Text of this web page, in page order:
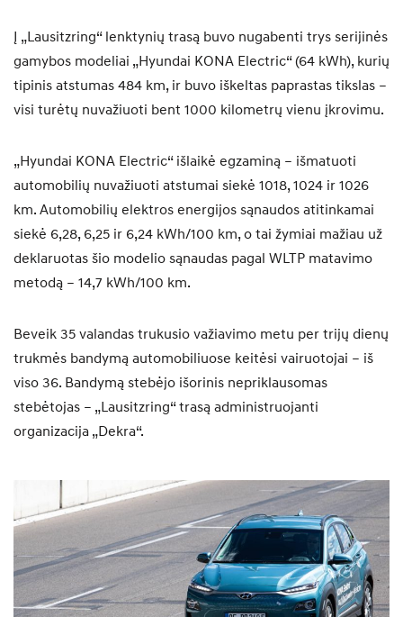
Į „Lausitzring“ lenktynių trasą buvo nugabenti trys serijinės
gamybos modeliai „Hyundai KONA Electric“ (64 kWh), kurių
tipinis atstumas 484 km, ir buvo iškeltas paprastas tikslas –
visi turėtų nuvažiuoti bent 1000 kilometrų vienu įkrovimu.
„Hyundai KONA Electric“ išlaikė egzaminą – išmatuoti
automobilių nuvažiuoti atstumai siekė 1018, 1024 ir 1026
km. Automobilių elektros energijos sąnaudos atitinkamai
siekė 6,28, 6,25 ir 6,24 kWh/100 km, o tai žymiai mažiau už
deklaruotas šio modelio sąnaudas pagal WLTP matavimo
metodą – 14,7 kWh/100 km.
Beveik 35 valandas trukusio važiavimo metu per trijų dienų
trukmės bandymą automobiliuose keitėsi vairuotojai – iš
viso 36. Bandymą stebėjo išorinis nepriklausomas
stebėtojas – „Lausitzring“ trasą administruojanti
organizacija „Dekra“.